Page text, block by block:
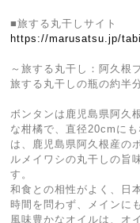
■旅する丸干しサイト
https://marusatsu.jp/
～旅する丸干し：阿久根
旅する丸干しの瓶の約半
ボンタンは鹿児島県阿久
な柑橘で、直径20cmに
は、鹿児島県阿久根産の
ルメイワシの丸干しの旨
す。
和食との相性がよく、日
時間を問わず、メインに
風味豊かなオイルは、オ